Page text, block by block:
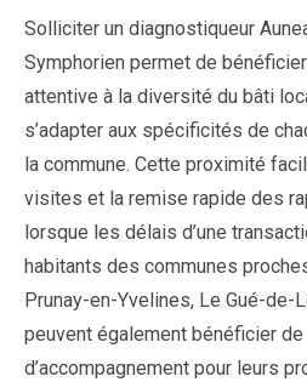
Solliciter un diagnostiqueur
Symphorien permet de
attentive à la diversité du bâti
s’adapter aux spécificités de
la commune. Cette proximité
visites et la remise rapide des
lorsque les délais d’une
habitants des communes
Prunay-en-Yvelines, Le Gué-de-
peuvent également bénéficier
d’accompagnement pour leurs